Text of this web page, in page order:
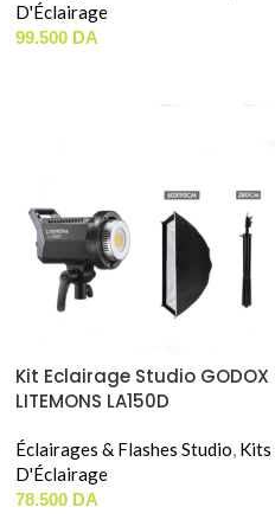
D'Éclairage
99.500 DA
Kit Eclairage Studio GODOX
LITEMONS LA150D
Éclairages & Flashes Studio, Kits
D'Éclairage
78.500 DA